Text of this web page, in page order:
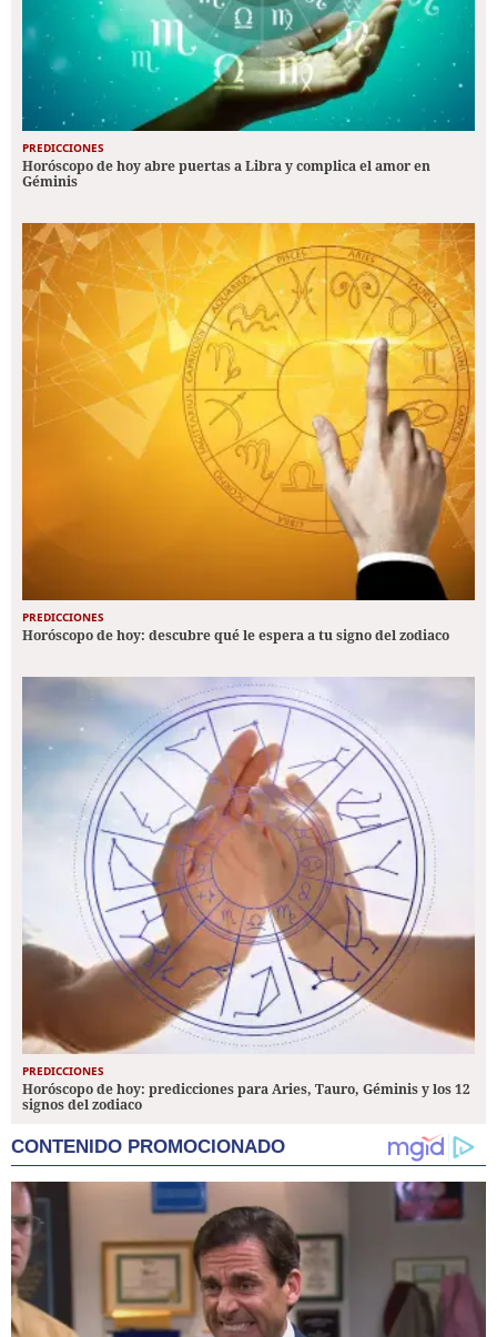
PREDICCIONES
Horóscopo de hoy abre puertas a Libra y complica el amor en
Géminis
PREDICCIONES
Horóscopo de hoy: descubre qué le espera a tu signo del zodiaco
PREDICCIONES
Horóscopo de hoy: predicciones para Aries, Tauro, Géminis y los 12
signos del zodiaco
CONTENIDO PROMOCIONADO